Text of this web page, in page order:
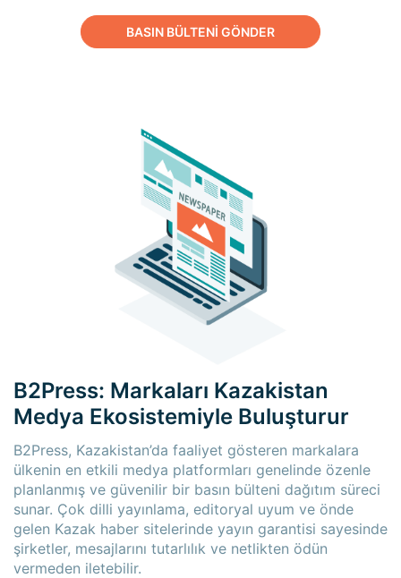
BASIN BÜLTENİ GÖNDER
B2Press: Markaları Kazakistan
Medya Ekosistemiyle Buluşturur
B2Press, Kazakistan’da faaliyet gösteren markalara
ülkenin en etkili medya platformları genelinde özenle
planlanmış ve güvenilir bir basın bülteni dağıtım süreci
sunar. Çok dilli yayınlama, editoryal uyum ve önde
gelen Kazak haber sitelerinde yayın garantisi sayesinde
şirketler, mesajlarını tutarlılık ve netlikten ödün
vermeden iletebilir.